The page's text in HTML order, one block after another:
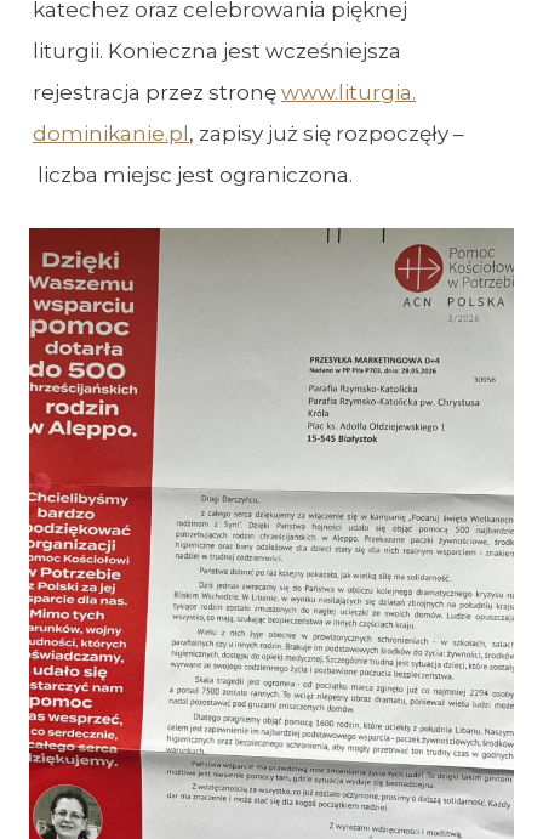
katechez oraz celebrowania pięknej
liturgii. Konieczna jest wcześniejsza
rejestracja przez stronę www.liturgia.
dominikanie.pl , zapisy już się rozpoczęły –
liczba miejsc jest ograniczona.